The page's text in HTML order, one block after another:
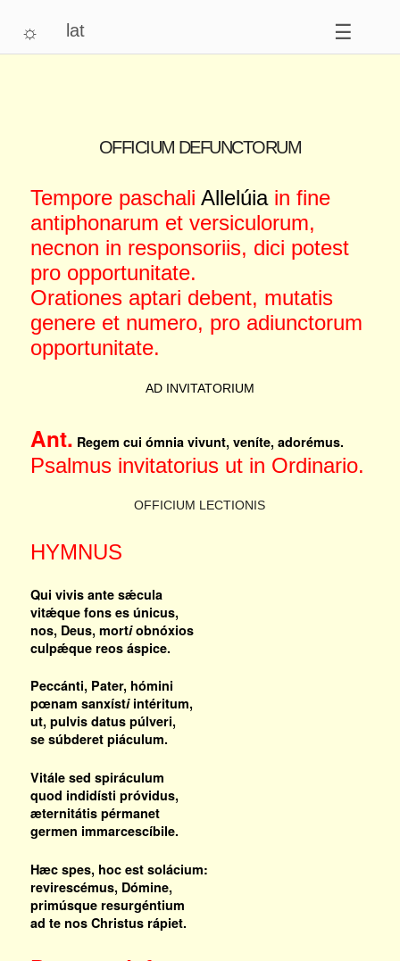
☼ lat ☰
OFFICIUM DEFUNCTORUM
Tempore paschali Allelúiain fine
antiphonarum et versiculorum,
necnon in responsoriis, dici potest
pro opportunitate.
Orationes aptari debent, mutatis
genere et numero, pro adiunctorum
opportunitate.
AD INVITATORIUM
Ant. Regem cui ómnia vivunt, veníte, adorémus.
Psalmus invitatorius ut in Ordinario.
OFFICIUM LECTIONIS
HYMNUS
Qui vivis ante sǽcula
vitǽque fons es únicus,
nos, Deus, mortiobnóxios
culpǽque reos áspice.
Peccánti, Pater, hómini
pœnam sanxístiintéritum,
ut, pulvis datus púlveri,
se súbderet piáculum.
Vitále sed spiráculum
quod indidísti próvidus,
æternitátis pérmanet
germen immarcescíbile.
Hæc spes, hoc est solácium:
revirescémus, Dómine,
primúsque resurgéntium
ad te nos Christus rápiet.